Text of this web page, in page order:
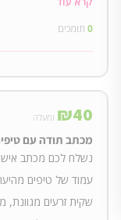
0 תומכים
₪40 ומעלה
מכתב תודה עם
נשלח לכם מכתב
עמוד של טיפים
שקית זרעים מגוונת,